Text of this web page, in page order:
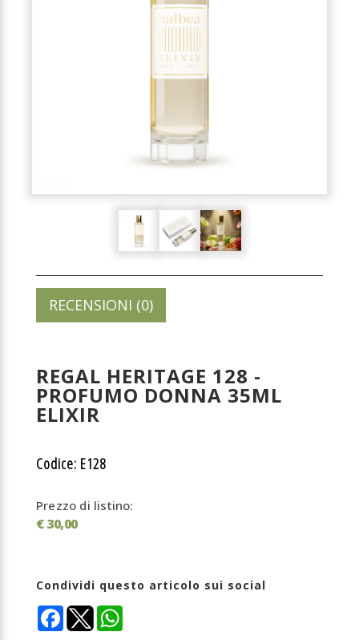
RECENSIONI (0)
REGAL HERITAGE 128 -
PROFUMO DONNA 35ML
ELIXIR
Codice: E128
Prezzo di listino:
€ 30,00
Condividi questo articolo sui social
Facebook